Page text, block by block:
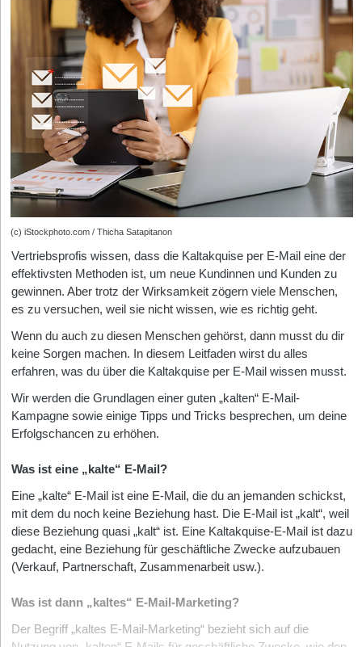
(c) iStockphoto.com / Thicha Satapitanon
Vertriebsprofis wissen, dass die Kaltakquise per E-Mail eine der
effektivsten Methoden ist, um neue Kundinnen und Kunden zu
gewinnen. Aber trotz der Wirksamkeit zögern viele Menschen,
es zu versuchen, weil sie nicht wissen, wie es richtig geht.
Wenn du auch zu diesen Menschen gehörst, dann musst du dir
keine Sorgen machen. In diesem Leitfaden wirst du alles
erfahren, was du über die Kaltakquise per E-Mail wissen musst.
Wir werden die Grundlagen einer guten „kalten“ E-Mail-
Kampagne sowie einige Tipps und Tricks besprechen, um deine
Erfolgschancen zu erhöhen.
Was ist eine „kalte“ E-Mail?
Eine „kalte“ E-Mail ist eine E-Mail, die du an jemanden schickst,
mit dem du noch keine Beziehung hast. Die E-Mail ist „kalt“, weil
diese Beziehung quasi „kalt“ ist. Eine Kaltakquise-E-Mail ist dazu
gedacht, eine Beziehung für geschäftliche Zwecke aufzubauen
(Verkauf, Partnerschaft, Zusammenarbeit usw.).
Was ist dann „kaltes“ E-Mail-Marketing?
Der Begriff „kaltes E-Mail-Marketing“ bezieht sich auf die